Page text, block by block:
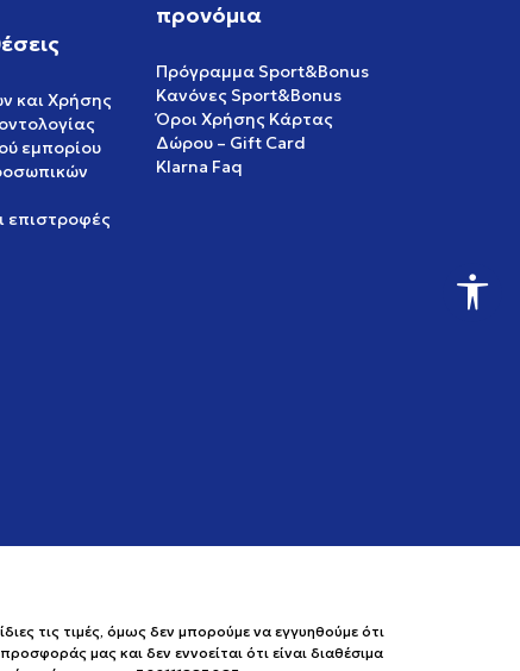
και Χρήσης
εμπορίου
επιστροφές
προνόμια
Πρόγραμμα Sport&Bonus
Κανόνες Sport&Bonus
Όροι Χρήσης Κάρτας
Δώρου – Gift Card
Klarna Faq
τις τιμές, όμως δεν μπορούμε να εγγυηθούμε ότι
μας και δεν εννοείται ότι είναι διαθέσιμα